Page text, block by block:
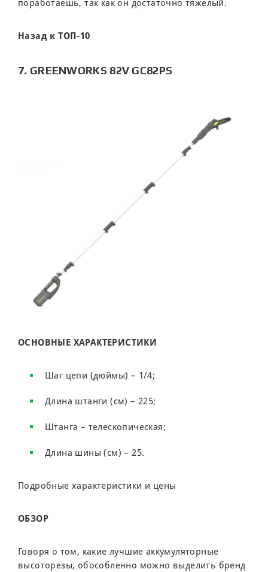
поработаешь, так как он достаточно тяжелый.
Назад к ТОП-10
7. GREENWORKS 82V GC82PS
ОСНОВНЫЕ ХАРАКТЕРИСТИКИ
Шаг цепи (дюймы) – 1/4;
Длина штанги (см) – 225;
Штанга – телескопическая;
Длина шины (см) – 25.
Подробные характеристики и цены
ОБЗОР
Говоря о том, какие лучшие аккумуляторные
высоторезы, обособленно можно выделить бренд